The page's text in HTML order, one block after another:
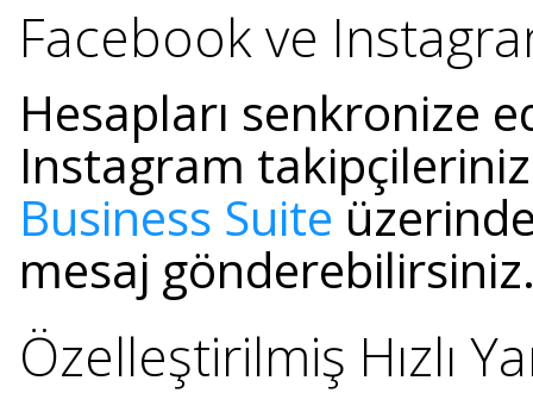
Facebook ve
Hesapları senkronize
Instagram
Business Suite
mesaj
Özelleştirilmiş Hızlı